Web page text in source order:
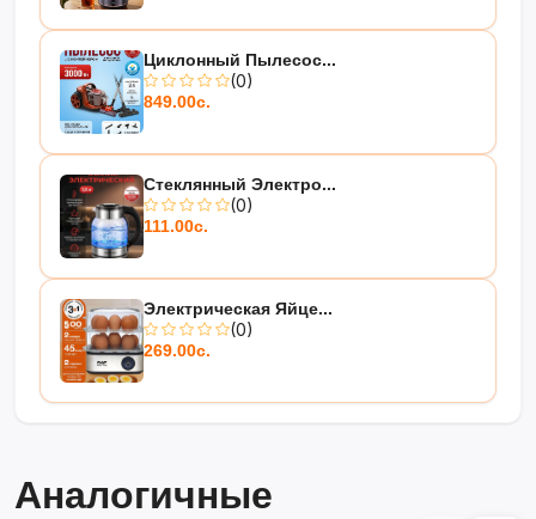
Циклонный Пылесос...
(0)
849.00с.
Стеклянный Электро...
(0)
111.00с.
Электрическая Яйце...
(0)
269.00с.
Аналогичные